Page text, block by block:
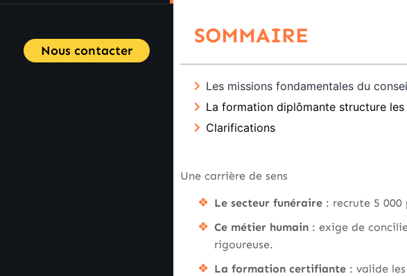
Nous contacter
SOMMAIRE
Les missions fondamentales du
La formation diplômante structure
Clarifications
Une carrière de sens
Le secteur funéraire : recrute 5 000
Ce métier humain : exige de
rigoureuse.
La formation certifiante : valide